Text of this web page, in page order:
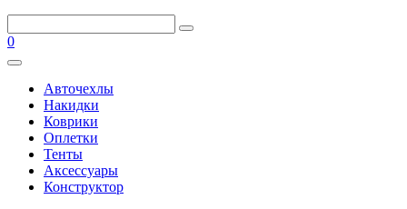
0
Авточехлы
Накидки
Коврики
Оплетки
Тенты
Аксессуары
Конструктор